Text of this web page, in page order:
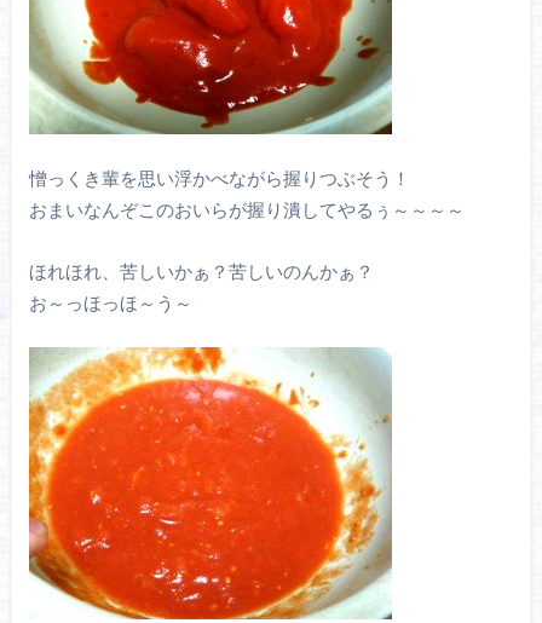
憎っくき輩を思い浮かべながら握りつぶそう！
おまいなんぞこのおいらが握り潰してやるぅ～～～～
ほれほれ、苦しいかぁ？苦しいのんかぁ？
お～っほっほ～う～